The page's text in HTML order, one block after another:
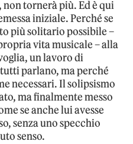
tornerà più. Ed è qui
iniziale. Perché se
più solitario possibile –
vita musicale – alla
un lavoro di
parlano, ma perché
necessari. Il solipsismo
ma finalmente messo
se anche lui avesse
senza uno specchio
senso.